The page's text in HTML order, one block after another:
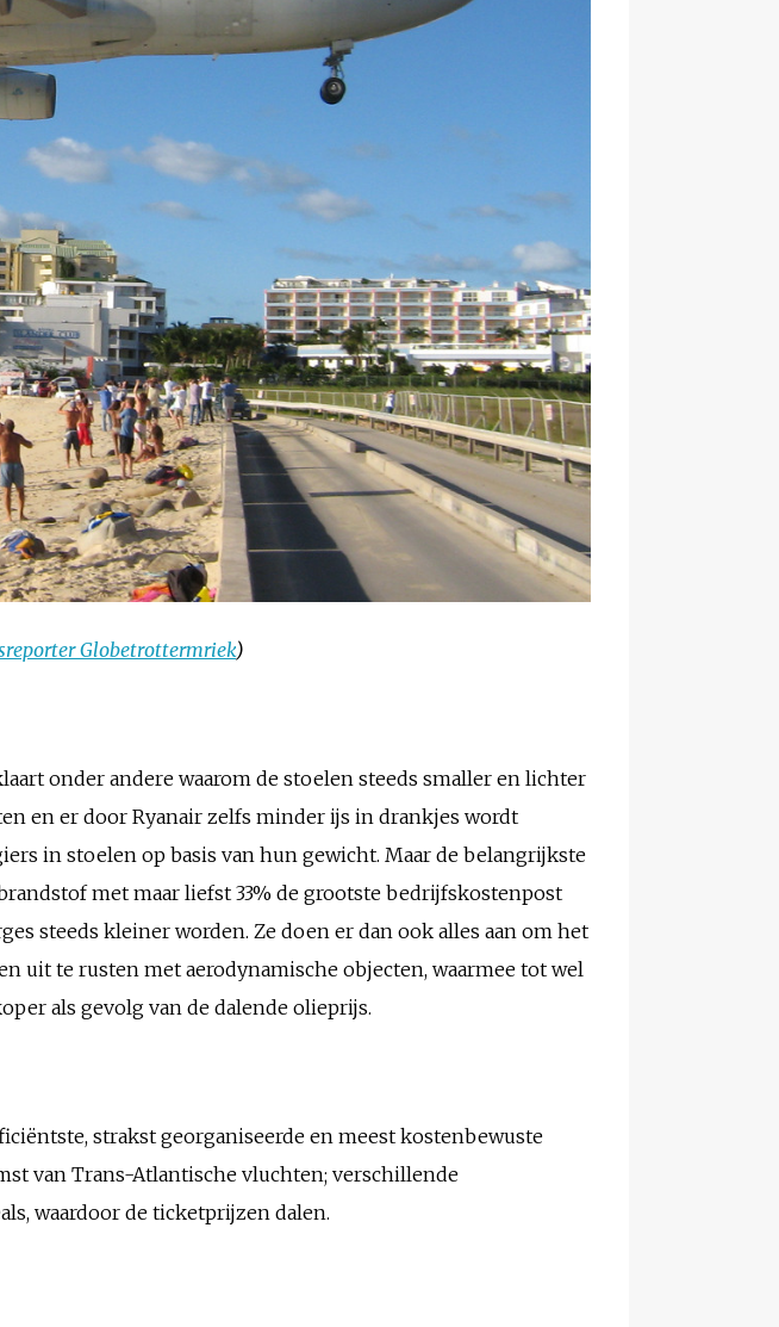
Globetrottermriek)
onder andere waarom de stoelen steeds smaller en lichter
en er door Ryanair zelfs minder ijs in drankjes wordt
in stoelen op basis van hun gewicht. Maar de belangrijkste
met maar liefst 33% de grootste bedrijfskostenpost
steeds kleiner worden. Ze doen er dan ook alles aan om het
uit te rusten met aerodynamische objecten, waarmee tot wel
als gevolg van de dalende olieprijs.
strakst georganiseerde en meest kostenbewuste
van Trans-Atlantische vluchten; verschillende
waardoor de ticketprijzen dalen.